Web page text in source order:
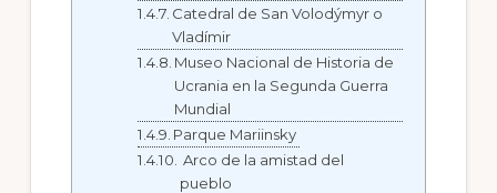
Catedral de San Volodýmyr o
Vladímir
Museo Nacional de Historia de
Ucrania en la Segunda Guerra
Mundial
Parque Mariinsky
Arco de la amistad del
pueblo